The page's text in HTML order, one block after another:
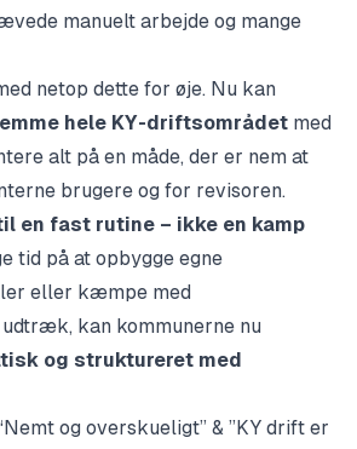
manuelt arbejde og mange
netop dette for øje. Nu kan
hele KY-driftsområdet med
alt på en måde, der er nem at
brugere og for revisoren.
en fast rutine – ikke en kamp
tid på at opbygge egne
eller kæmpe med
kan kommunerne nu
og struktureret med
og overskueligt” & ”KY drift er